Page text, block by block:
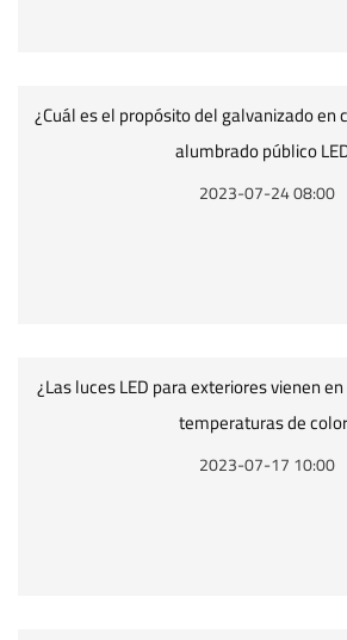
¿Cuál es el propósito del galvanizado en
alumbrado público
2023-07-24 08:00
¿Las luces LED para exteriores vienen
temperaturas de
2023-07-17 10:00